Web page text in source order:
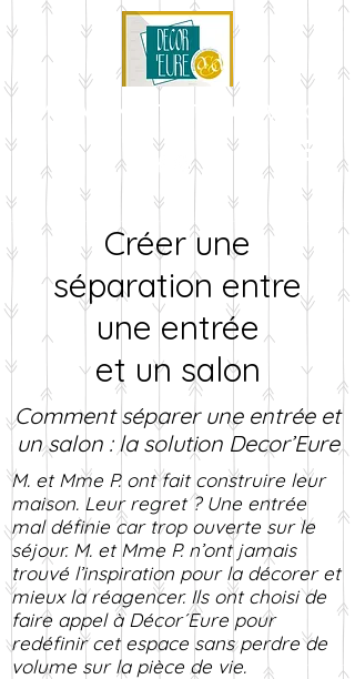
AMÉNAGEMENT ET DÉCORATION
Créer une
séparation entre
une entrée
et un salon
Comment séparer une entrée et
un salon : la solution Decor’Eure
M. et Mme P. ont fait construire leur
maison. Leur regret ? Une entrée
mal définie car trop ouverte sur le
séjour. M. et Mme P. n’ont jamais
trouvé l’inspiration pour la décorer et
mieux la réagencer. Ils ont choisi de
faire appel à Décor´Eure pour
redéfinir cet espace sans perdre de
volume sur la pièce de vie.